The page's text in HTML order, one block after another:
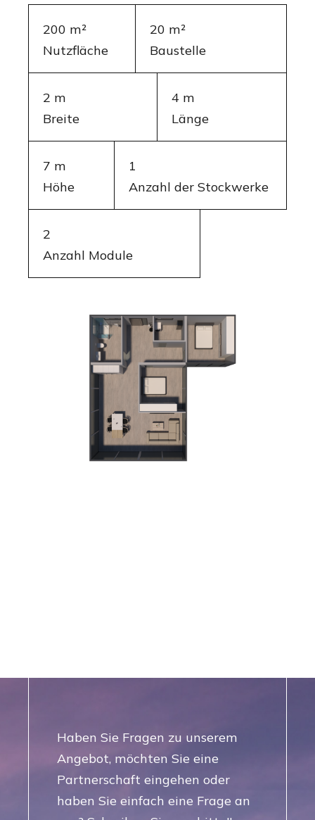
200 m²
Nutzfläche
20 m²
Baustelle
2 m
Breite
4 m
Länge
7 m
Höhe
1
Anzahl der Stockwerke
2
Anzahl Module
Haben Sie Fragen zu unserem
Angebot, möchten Sie eine
Partnerschaft eingehen oder
haben Sie einfach eine Frage an